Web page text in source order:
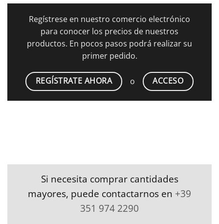
Regístrese en nuestro comercio electrónico
para conocer los precios de nuestros
productos. En pocos pasos podrá realizar su
primer pedido.
REGÍSTRATE AHORA o ACCESO
Si necesita comprar cantidades
mayores, puede contactarnos en +39
351 974 2290